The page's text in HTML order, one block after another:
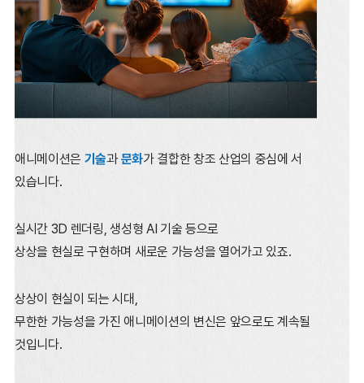
애니메이션은 기술과문화가 결합한 창조 산업의 중심에 서
있습니다.
실시간 3D 렌더링, 생성형 AI 기술 등으로
상상을 현실로 구현하며 새로운 가능성을 열어가고 있죠.
상상이 현실이 되는 시대,
무한한 가능성을 가진 애니메이션의 변신은 앞으로도 계속될
것입니다.